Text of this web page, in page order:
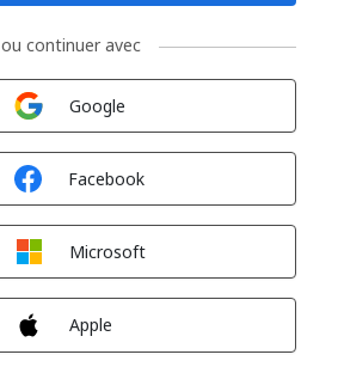
ou continuer avec
Google
Facebook
Microsoft
Apple